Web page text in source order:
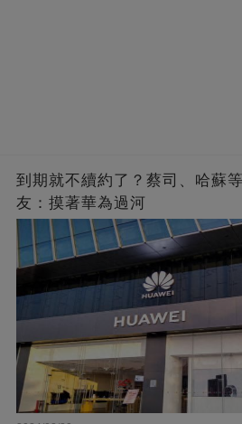
到期就不續約了？蔡司、哈蘇
友：摸著華為過河